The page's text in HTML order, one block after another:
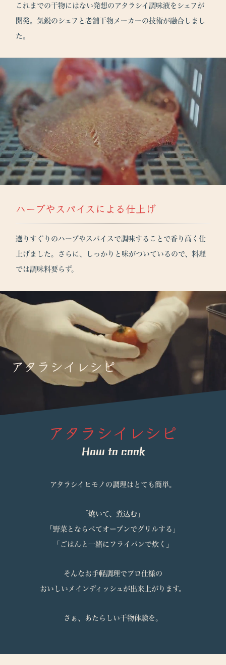
これまでの干物にはない発想のアタラシイ調味液をシェフが
開発。気鋭のシェフと老舗干物メーカーの技術が融合しまし
た。
ハーブやスパイスによる仕上げ
選りすぐりのハーブやスパイスで調味することで香り高く仕
上げました。さらに、しっかりと味がついているので、料理
では調味料要らず。
アタラシイレシピ
アタラシイレシピ
How to cook
アタラシイヒモノの調理はとても簡単。
「焼いて、煮込む」
「野菜とならべてオーブンでグリルする」
「ごはんと一緒にフライパンで炊く」
そんなお手軽調理でプロ仕様の
おいしいメインディッシュが出来上がります。
さぁ、あたらしい干物体験を。